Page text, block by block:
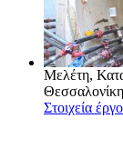
Μελέτη,
Στοιχεία